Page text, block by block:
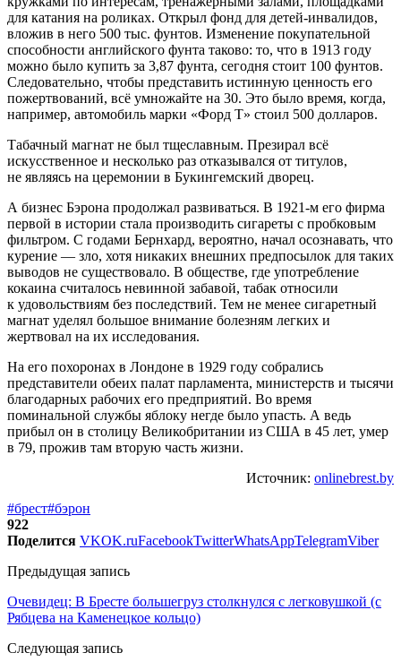
для катания на роликах. Открыл фонд для детей-инвалидов,
вложив в него 500 тыс. фунтов. Изменение покупательной
способности английского фунта таково: то, что в 1913 году
можно было купить за 3,87 фунта, сегодня стоит 100 фунтов.
Следовательно, чтобы представить истинную ценность его
пожертвований, всё умножайте на 30. Это было время, когда,
например, автомобиль марки «Форд Т» стоил 500 долларов.
Табачный магнат не был тщеславным. Презирал всё
искусственное и несколько раз отказывался от титулов,
не являясь на церемонии в Букингемский дворец.
А бизнес Бэрона продолжал развиваться. В 1921-м его фирма
первой в истории стала производить сигареты с пробковым
фильтром. С годами Бернхард, вероятно, начал осознавать, что
курение — зло, хотя никаких внешних предпосылок для таких
выводов не существовало. В обществе, где употребление
кокаина считалось невинной забавой, табак относили
к удовольствиям без последствий. Тем не менее сигаретный
магнат уделял большое внимание болезням легких и
жертвовал на их исследования.
На его похоронах в Лондоне в 1929 году собрались
представители обеих палат парламента, министерств и тысячи
благодарных рабочих его предприятий. Во время
поминальной службы яблоку негде было упасть. А ведь
прибыл он в столицу Великобритании из США в 45 лет, умер
в 79, прожив там вторую часть жизни.
Источник: onlinebrest.by
#брест#бэрон
922
Поделится VKOK.ruFacebookTwitterWhatsAppTelegramViber
Предыдущая запись
Очевидец: В Бресте большегруз столкнулся с легковушкой (с
Рябцева на Каменецкое кольцо)
Следующая запись